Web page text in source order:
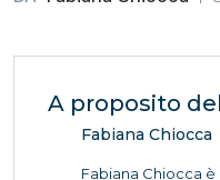
A proposito
Fabiana Chiocca
Fabiana Chiocca